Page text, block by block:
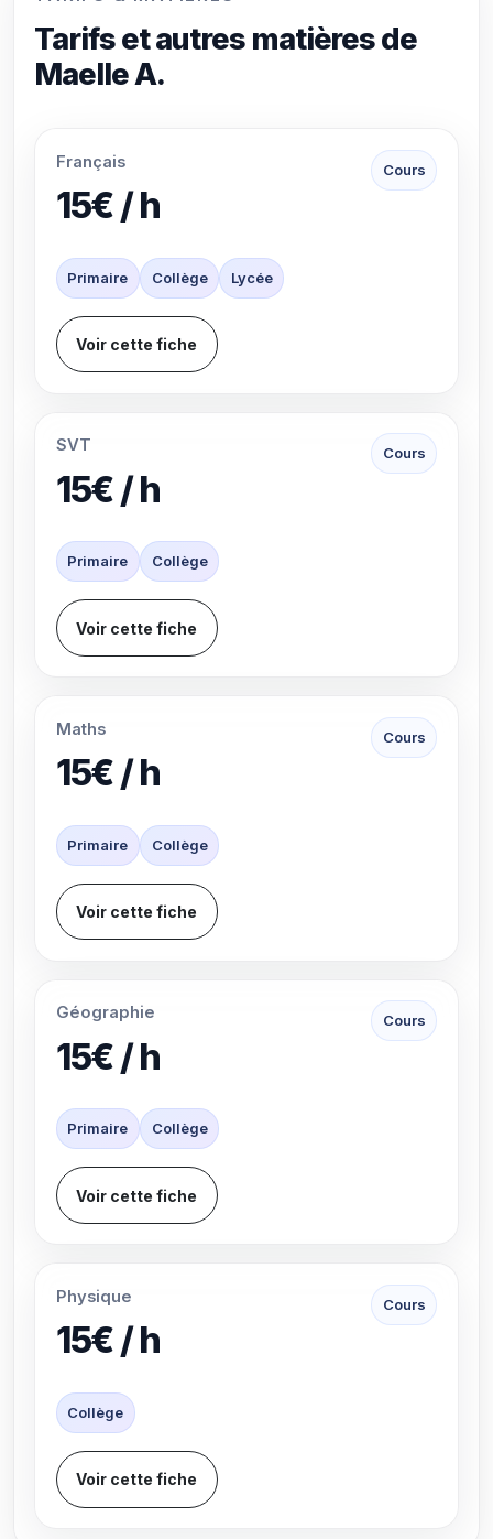
Tarifs et autres matières de
Maelle A.
Français
15€ / h
Cours
Primaire Collège Lycée
Voir cette fiche
SVT
15€ / h
Cours
Primaire Collège
Voir cette fiche
Maths
15€ / h
Cours
Primaire Collège
Voir cette fiche
Géographie
15€ / h
Cours
Primaire Collège
Voir cette fiche
Physique
15€ / h
Cours
Collège
Voir cette fiche